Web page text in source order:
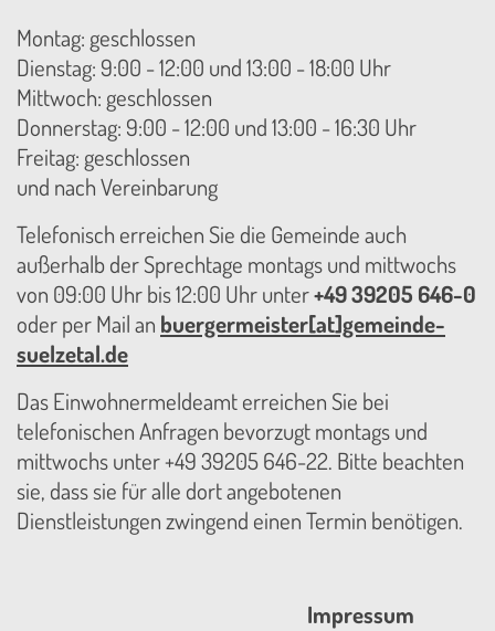
Montag: geschlossen
Dienstag: 9:00 - 12:00 und 13:00 - 18:00 Uhr
Mittwoch: geschlossen
Donnerstag: 9:00 - 12:00 und 13:00 - 16:30 Uhr
Freitag: geschlossen
und nach Vereinbarung
Telefonisch erreichen Sie die Gemeinde auch
außerhalb der Sprechtage montags und mittwochs
von 09:00 Uhr bis 12:00 Uhr unter+49 39205 646-0
oder per Mail an buergermeister[at]gemeinde-
suelzetal.de
Das Einwohnermeldeamt erreichen Sie bei
telefonischen Anfragen bevorzugt montags und
mittwochs unter +49 39205 646-22. Bitte beachten
sie, dass sie für alle dort angebotenen
Dienstleistungen zwingend einen Termin benötigen.
Impressum